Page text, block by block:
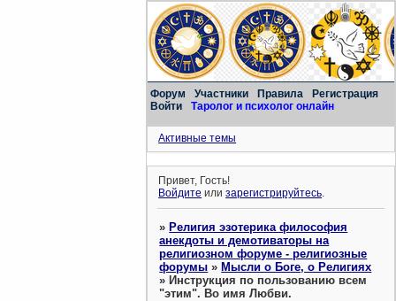
Форум Участники Правила
Регистрация
Войти
Таролог и психолог онлайн
Активные темы
Привет, Гость!
Войдите илизарегистрируйтесь.
»Религия эзотерика философия
анекдоты и демотиваторы на
религиозном форуме - религиозные
форумы »Мысли о Боге, о Религиях
»Инструкция по пользованию всем
"этим". Во имя Любви.